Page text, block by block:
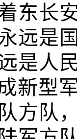
东长
远是
是人
新型
方队